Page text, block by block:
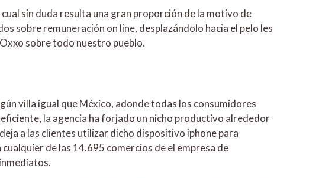
sin duda resulta una gran proporción de la motivo de
sobre remuneración on line, desplazándolo hacia el pelo les
sobre todo nuestro pueblo.
villa igual que México, adonde todas los consumidores
la agencia ha forjado un nicho productivo alrededor
a las clientes utilizar dicho dispositivo iphone para
de las 14.695 comercios de el empresa de